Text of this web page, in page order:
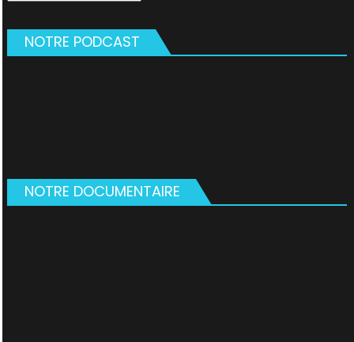
NOTRE PODCAST
NOTRE DOCUMENTAIRE